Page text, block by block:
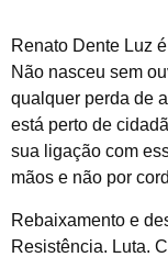
Renato Dente Luz
Não nasceu sem
qualquer perda de
está perto de
sua ligação com
mãos e não por
Rebaixamento e
Resistência. Luta.